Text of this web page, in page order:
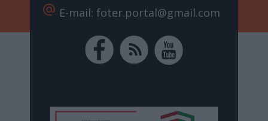
alternate_email E-mail: foter.portal@gmail.com